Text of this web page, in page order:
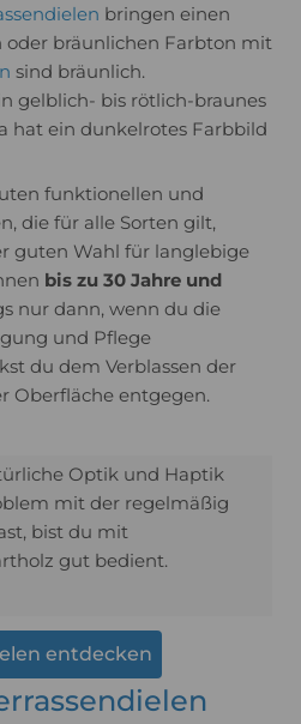
bringen einen
oder bräunlichen Farbton mit
sind bräunlich.
gelblich- bis rötlich-braunes
hat ein dunkelrotes Farbbild
funktionellen und
die für alle Sorten gilt,
guten Wahl für langlebige
bis zu 30 Jahre und
nur dann, wenn du die
und Pflege
du dem Verblassen der
Oberfläche entgegen.
Optik und Haptik
mit der regelmäßig
bist du mit
gut bedient.
entdecken